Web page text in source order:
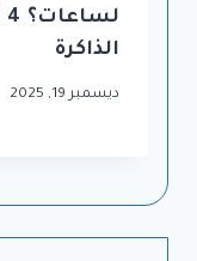
الذاكرة
ديسمبر 19, 2025